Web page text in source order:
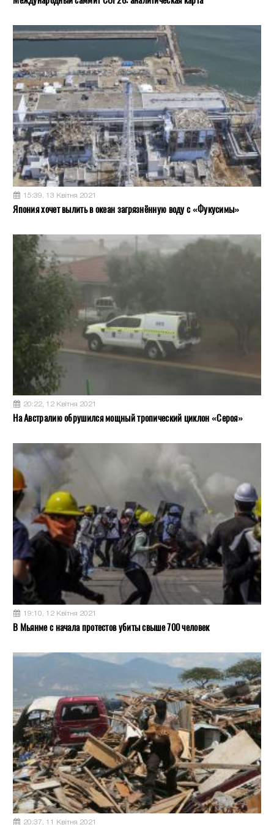
15:39, 13 Квітня 2021
Япония хочет вылить в океан загрязнённую воду с «Фукусимы»
20:22, 12 Квітня 2021
На Австралию обрушился мощный тропический циклон «Сероя»
19:10, 12 Квітня 2021
В Мьянме с начала протестов убиты свыше 700 человек
20:37, 11 Квітня 2021